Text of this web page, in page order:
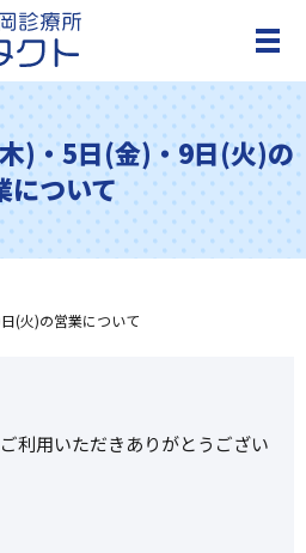
メ
)・5日(金)・9日(火)の
について
(火)の営業について
利用いただきありがとうござい